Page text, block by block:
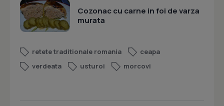
Cozonac cu carne in foi de varza
murata
retete traditionale romania
ceapa
verdeata
usturoi morcovi